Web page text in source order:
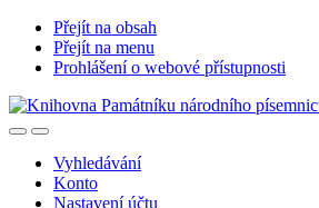
Přejít na obsah
Přejít na menu
Prohlášení o webové přístupnosti
Vyhledávání
Konto
Nastavení účtu